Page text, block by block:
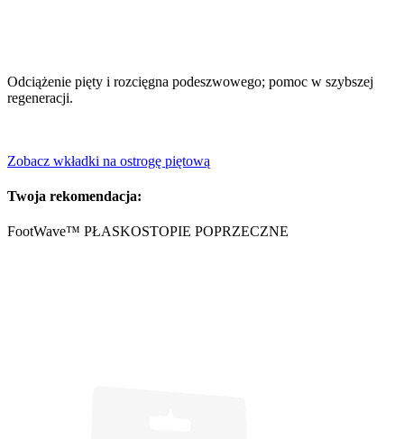
Odciążenie pięty i rozcięgna podeszwowego; pomoc w szybszej
regeneracji.
Zobacz wkładki na ostrogę piętową
Twoja rekomendacja:
FootWave™ PŁASKOSTOPIE POPRZECZNE